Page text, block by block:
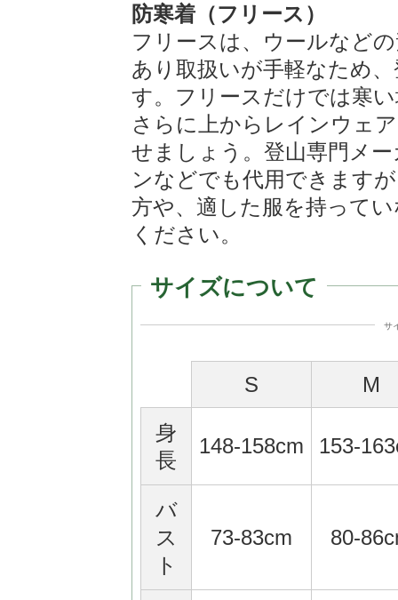
防寒着（フリース）
フリースは、ウールなど
あり取扱いが手軽なため
す。フリースだけでは寒
さらに上からレインウェ
せましょう。登山専門メ
ンなどでも代用できます
方や、適した服を持って
ください。
サイズについて
サ
S
M
身
長
148-158cm 153-
バ
ス
ト
73-83cm 80-